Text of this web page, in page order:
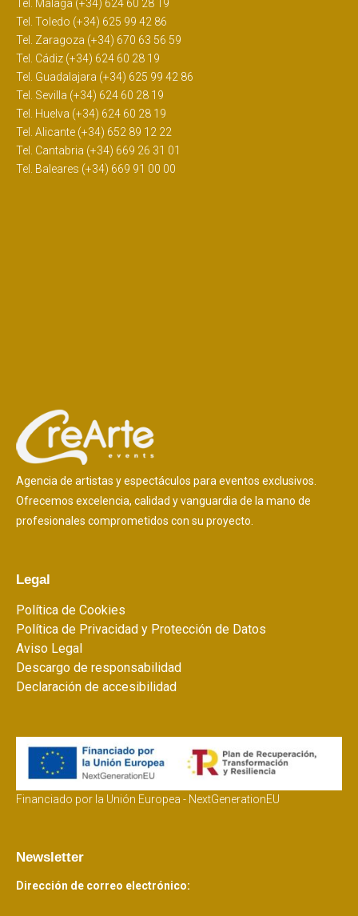
Tel. Málaga (+34) 624 60 28 19
Tel. Toledo (+34) 625 99 42 86
Tel. Zaragoza (+34) 670 63 56 59
Tel. Cádiz (+34) 624 60 28 19
Tel. Guadalajara (+34) 625 99 42 86
Tel. Sevilla (+34) 624 60 28 19
Tel. Huelva (+34) 624 60 28 19
Tel. Alicante (+34) 652 89 12 22
Tel. Cantabria (+34) 669 26 31 01
Tel. Baleares (+34) 669 91 00 00
Agencia de artistas y espectáculos para eventos exclusivos.
Ofrecemos excelencia, calidad y vanguardia de la mano de
profesionales comprometidos con su proyecto.
Legal
Política de Cookies
Política de Privacidad y Protección de Datos
Aviso Legal
Descargo de responsabilidad
Declaración de accesibilidad
Financiado por la Unión Europea - NextGenerationEU
Newsletter
Dirección de correo electrónico: